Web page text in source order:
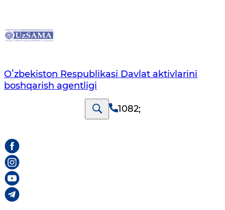
Oʻzbekiston Respublikasi Davlat aktivlarini
boshqarish agentligi
1082;